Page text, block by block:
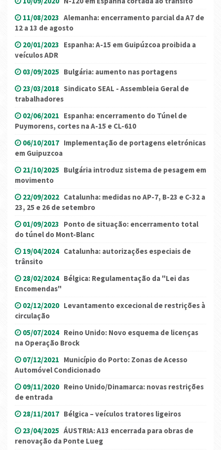
11/08/2023 Alemanha: encerramento parcial da A7 de
12 a 13 de agosto
20/01/2023 Espanha: A-15 em Guipúzcoa proibida a
veículos ADR
03/09/2025 Bulgária: aumento nas portagens
23/03/2018 Sindicato SEAL - Assembleia Geral de
trabalhadores
02/06/2021 Espanha: encerramento do Túnel de
Puymorens, cortes na A-15 e CL-610
06/10/2017 Implementação de portagens eletrónicas
em Guipuzcoa
21/10/2025 Bulgária introduz sistema de pesagem em
movimento
22/09/2022 Catalunha: medidas no AP-7, B-23 e C-32 a
23, 25 e 26 de setembro
01/09/2023 Ponto de situação: encerramento total
do túnel do Mont-Blanc
19/04/2024 Catalunha: autorizações especiais de
trânsito
28/02/2024 Bélgica: Regulamentação da "Lei das
Encomendas"
02/12/2020 Levantamento excecional de restrições à
circulação
05/07/2024 Reino Unido: Novo esquema de licenças
na Operação Brock
07/12/2021 Município do Porto: Zonas de Acesso
Automóvel Condicionado
09/11/2020 Reino Unido/Dinamarca: novas restrições
de entrada
28/11/2017 Bélgica – veículos tratores ligeiros
23/04/2025 ÁUSTRIA: A13 encerrada para obras de
renovação da Ponte Lueg